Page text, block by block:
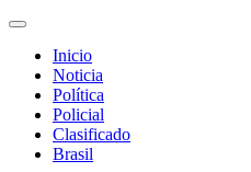
Inicio
Noticia
Política
Policial
Clasificado
Brasil